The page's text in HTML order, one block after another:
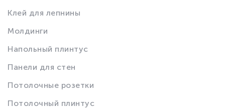
Клей для лепнины
Молдинги
Напольный плинтус
Панели для стен
Потолочные розетки
Потолочный плинтус